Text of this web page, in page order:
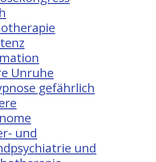
Unruhe
gefährlich
und
und